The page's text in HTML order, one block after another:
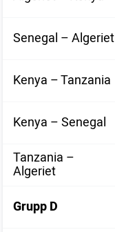
Senegal – Algeriet
Kenya – Tanzania
Kenya – Senegal
Tanzania –
Algeriet
Grupp D